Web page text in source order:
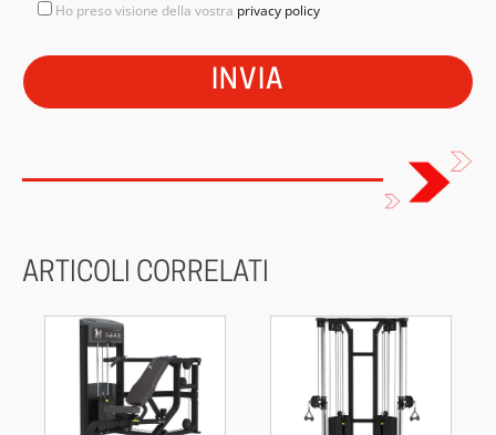
Ho preso visione della vostra privacy policy
ARTICOLI CORRELATI